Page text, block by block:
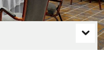
e
&